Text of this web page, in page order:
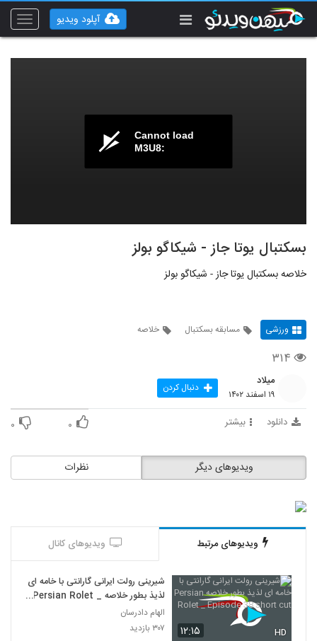
Toggle
آپلود ویدیو
Cannot load
M3U8:
بسکتبال یوتا جاز - شیکاگو بولز
خلاصه بسکتبال یوتا جاز - شیکاگو بولز
ورزشی مسابقه بسکتبال خلاصه
۳۱۴
میلاد
۱۹ اسفند ۱۴۰۲ دنبال کردن
دانلود بیشتر ۰ ۰
نظرات ویدیوهای دیگر
ویدیوهای مرتبط ویدیوهای کانال
۱۲:۱۵ HD
شیرینی رولت ایرانی گارانتی با خامه ای
لذیذ بطور خلاصه Persian Rolet _
Episode 38 short cut
الهام دادرسان
۳۰۷ بازدید